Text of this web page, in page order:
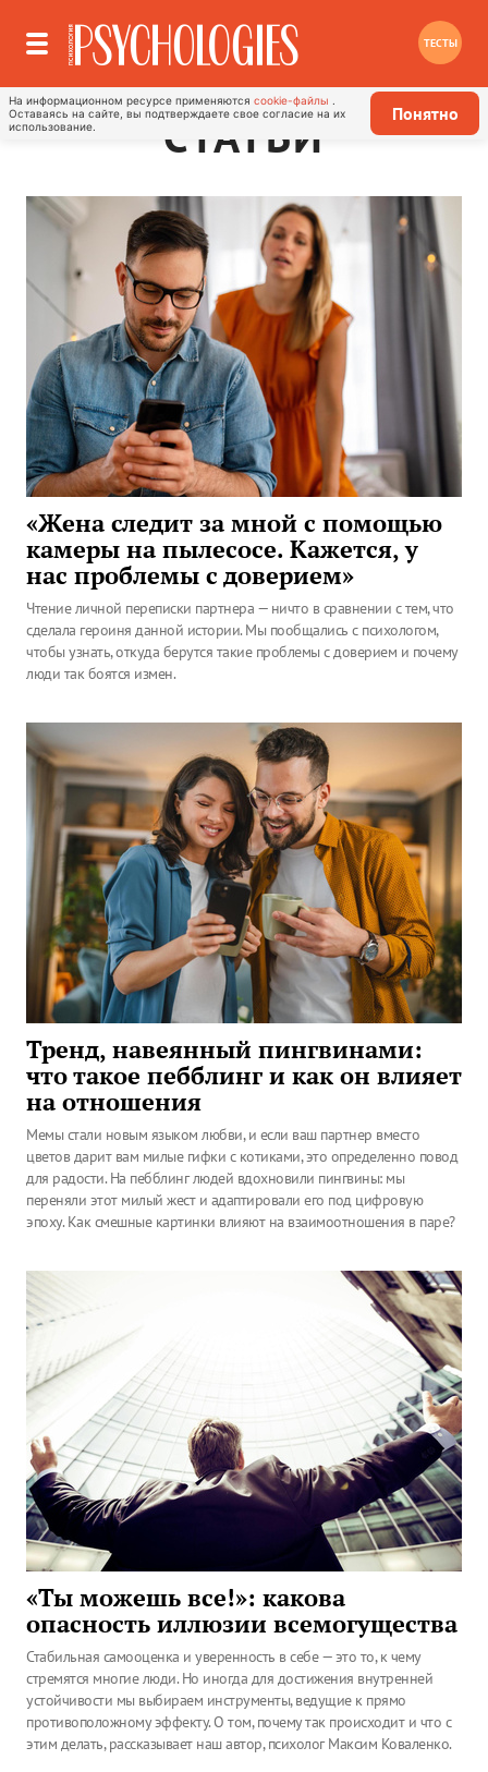
ТЕСТЫ
На информационном ресурсе применяются cookie-файлы
Оставаясь на сайте, вы подтверждаете свое согласие на их
использование.
Понятно
СТАТЬИ
«Жена следит за мной с помощью
камеры на пылесосе. Кажется, у
нас проблемы с доверием»
Чтение личной переписки партнера — ничто в сравнении с тем, что
сделала героиня данной истории. Мы пообщались с психологом,
чтобы узнать, откуда берутся такие проблемы с доверием и почему
люди так боятся измен.
Тренд, навеянный пингвинами:
что такое пебблинг и как он влияет
на отношения
Мемы стали новым языком любви, и если ваш партнер вместо
цветов дарит вам милые гифки с котиками, это определенно повод
для радости. На пебблинг людей вдохновили пингвины: мы
переняли этот милый жест и адаптировали его под цифровую
эпоху. Как смешные картинки влияют на взаимоотношения в паре?
«Ты можешь все!»: какова
опасность иллюзии всемогущества
Стабильная самооценка и уверенность в себе — это то, к чему
стремятся многие люди. Но иногда для достижения внутренней
устойчивости мы выбираем инструменты, ведущие к прямо
противоположному эффекту. О том, почему так происходит и что с
этим делать, рассказывает наш автор, психолог Максим Коваленко.